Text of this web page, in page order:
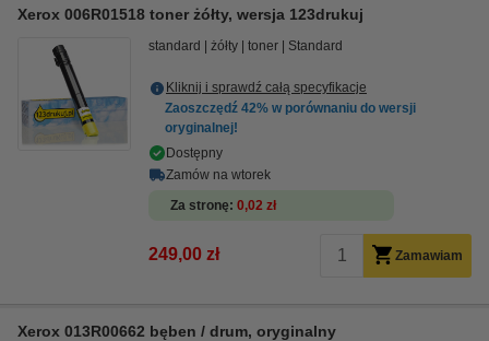
Xerox 006R01518 toner żółty, wersja 123drukuj
standard żółty toner Standard
Kliknij i sprawdź całą specyfikacje
Zaoszczędź 42% w porównaniu do wersji
oryginalnej!
Dostępny
Zamów na wtorek
Za stronę 0,02 zł
249,00 zł Zamawiam
Xerox 013R00662 bęben / drum, oryginalny